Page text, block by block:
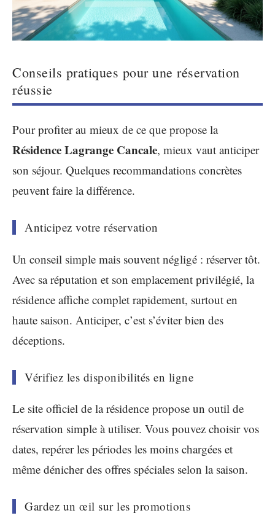
Conseils pratiques pour une réservation
réussie
Pour profiter au mieux de ce que propose la
Résidence Lagrange Cancale, mieux vaut anticiper
son séjour. Quelques recommandations concrètes
peuvent faire la différence.
Anticipez votre réservation
Un conseil simple mais souvent négligé : réserver tôt.
Avec sa réputation et son emplacement privilégié, la
résidence affiche complet rapidement, surtout en
haute saison. Anticiper, c’est s’éviter bien des
déceptions.
Vérifiez les disponibilités en ligne
Le site officiel de la résidence propose un outil de
réservation simple à utiliser. Vous pouvez choisir vos
dates, repérer les périodes les moins chargées et
même dénicher des offres spéciales selon la saison.
Gardez un œil sur les promotions